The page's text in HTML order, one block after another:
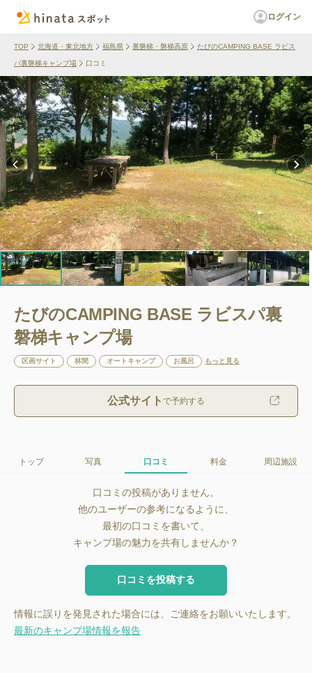
ログイン
TOP 北海道・東北地方 福島県 裏磐梯・磐梯高原 たびのCAMPING BASE ラビス
パ裏磐梯キャンプ場 口コミ
たびのCAMPING BASE ラビスパ裏
磐梯キャンプ場
区画サイト 林間 オートキャンプ お風呂 もっと見る
公式サイト で予約する
トップ 写真 口コミ 料金 周辺施設
口コミの投稿がありません。
他のユーザーの参考になるように、
最初の口コミを書いて、
キャンプ場の魅力を共有しませんか？
口コミを投稿する
情報に誤りを発見された場合には、ご連絡をお願いいたします。
最新のキャンプ場情報を報告